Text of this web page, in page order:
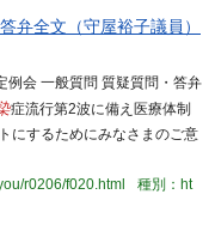
弁全文（守屋裕子議員）
例会 一般質問 質疑質問・答弁
症流行第2波に備え医療体制
にするためにみなさまのご意
r0206/f020.html
種別：ht